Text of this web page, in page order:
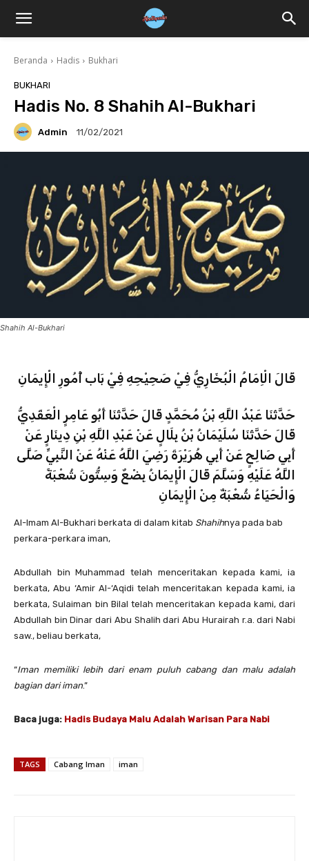
Beranda Hadis Bukhari
BUKHARI
Hadis No. 8 Shahih Al-Bukhari
Admin 11/02/2021
Shahih Al-Bukhari
قَالَ الْاِمَامُ الْبُخَارِيُّ فِيْ صَحِيْحِهِ فِيْ بَاب أُمُورِ الْإِيمَانِ
حَدَّثَنَا عَبْدُ اللَّهِ بْنُ مُحَمَّدٍ قَالَ حَدَّثَنَا أَبُو عَامِرٍ الْعَقَدِيُّ
قَالَ حَدَّثَنَا سُلَيْمَانُ بْنُ بِلَالٍ عَنْ عَبْدِ اللَّهِ بْنِ دِينَارٍ عَنْ
أَبِي صَالِحٍ عَنْ أَبِي هُرَيْرَةَ رَضِيَ اللَّهُ عَنْهُ عَنْ النَّبِيِّ صَلَّى
اللَّهُ عَلَيْهِ وَسَلَّمَ قَالَ الْإِيمَانُ بِضْعٌ وَسِتُّونَ شُعْبَةً
وَالْحَيَاءُ شُعْبَةٌ مِنْ الْإِيمَانِ
Al-Imam Al-Bukhari berkata di dalam kitab Shahihnya pada bab
perkara-perkara iman,
Abdullah bin Muhammad telah menceritakan kepada kami, ia
berkata, Abu ‘Amir Al-‘Aqidi telah menceritakan kepada kami, ia
berkata, Sulaiman bin Bilal telah menceritakan kepada kami, dari
Abdullah bin Dinar dari Abu Shalih dari Abu Hurairah r.a. dari Nabi
saw., beliau berkata,
“Iman memiliki lebih dari enam puluh cabang dan malu adalah
bagian dari iman.”
Baca juga: Hadis Budaya Malu Adalah Warisan Para Nabi
TAGS Cabang Iman iman